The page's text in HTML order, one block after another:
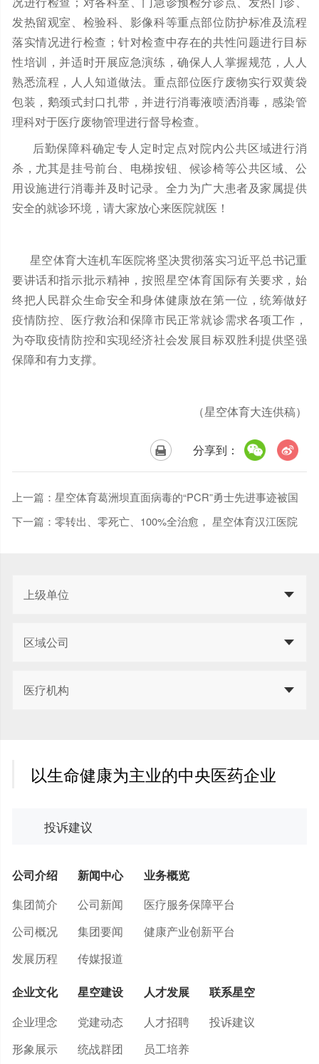
发热留观室、检验科、影像科等重点部位防护标准及流程
落实情况进行检查；针对检查中存在的共性问题进行目标
性培训，并适时开展应急演练，确保人人掌握规范，人人
熟悉流程，人人知道做法。重点部位医疗废物实行双黄袋
包装，鹅颈式封口扎带，并进行消毒液喷洒消毒，感染管
理科对于医疗废物管理进行督导检查。
后勤保障科确定专人定时定点对院内公共区域进行消
杀，尤其是挂号前台、电梯按钮、候诊椅等公共区域、公
用设施进行消毒并及时记录。全力为广大患者及家属提供
安全的就诊环境，请大家放心来医院就医！
星空体育大连机车医院将坚决贯彻落实习近平总书记重
要讲话和指示批示精神，按照星空体育国际有关要求，始
终把人民群众生命安全和身体健康放在第一位，统筹做好
疫情防控、医疗救治和保障市民正常就诊需求各项工作，
为夺取疫情防控和实现经济社会发展目标双胜利提供坚强
保障和有力支撑。
（星空体育大连供稿）
分享到：
上一篇： 星空体育葛洲坝直面病毒的“PCR”勇士先进事迹被国
家级行业媒体报道
下一篇： 零转出、零死亡、100%全治愈， 星空体育汉江医院
上级单位
区域公司
医疗机构
以生命健康为主业的中央医药企业
投诉建议
公司介绍
集团简介
公司概况
发展历程
新闻中心
公司新闻
集团要闻
传媒报道
业务概览
医疗服务保障平台
健康产业创新平台
企业文化
企业理念
形象展示
星空建设
党建动态
统战群团
人才发展
人才招聘
员工培养
联系星空
投诉建议